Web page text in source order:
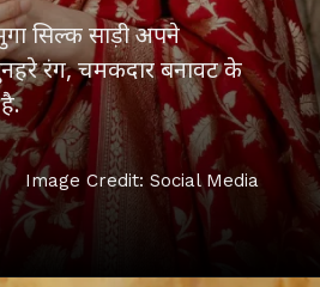
सिल्क साड़ी अपने
रंग, चमकदार बनावट के
लिए जानी जाती है.
Image Credit: Social Media